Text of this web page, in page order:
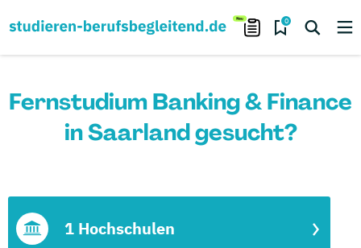
0
Fernstudium Banking & Finance
in Saarland gesucht?
1 Hochschulen